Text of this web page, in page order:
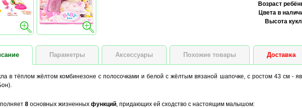
Возраст
Цвета в
Высота
Параметры Аксессуары Похожие товары Доставка
в тёплом жёлтом комбинезоне с полосочками и белой с жёлтым вязаной шапочке, с ростом 43 см -
8 основных жизненных функций, придающих ей сходство с настоящим малышом: